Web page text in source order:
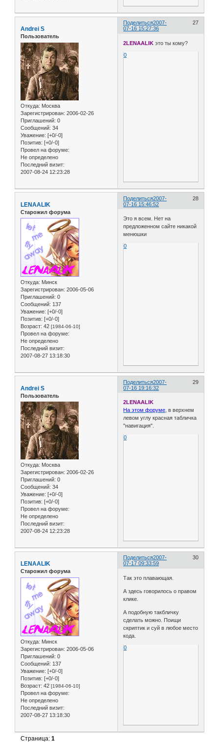
Поделиться 27
2007-
07-16 15:27:36
Andrei S
Пользователь
Откуда: Москва
Зарегистрирован: 2006-02-26
Приглашений: 0
Сообщений: 34
Уважение: [+0/-0]
Позитив: [+0/-0]
Провел на форуме:
Не определено
Последний визит:
2007-08-24 12:23:28
2LENAALIKэто ты кому?
0
Поделиться 28
2007-
07-16 15:46:52
LENAALIK
Старожил форума
Откуда: Минск
Зарегистрирован: 2006-05-06
Приглашений: 0
Сообщений: 137
Уважение: [+0/-0]
Позитив: [+0/-0]
Возраст: 42 [1984-06-10]
Провел на форуме:
Не определено
Последний визит:
2007-08-27 13:18:30
Это я всем. Нет на
предложенном сайте никакой
менюшки
0
Поделиться 29
2007-
07-16 19:16:32
Andrei S
Пользователь
Откуда: Москва
Зарегистрирован: 2006-02-26
Приглашений: 0
Сообщений: 34
Уважение: [+0/-0]
Позитив: [+0/-0]
Провел на форуме:
Не определено
Последний визит:
2007-08-24 12:23:28
2LENAALIK
На этом форуме , в верхнем
левом углу красная табличка
"навигация".
0
Поделиться 30
2007-
07-17 09:33:59
LENAALIK
Старожил форума
Откуда: Минск
Зарегистрирован: 2006-05-06
Приглашений: 0
Сообщений: 137
Уважение: [+0/-0]
Позитив: [+0/-0]
Возраст: 42 [1984-06-10]
Провел на форуме:
Не определено
Последний визит:
2007-08-27 13:18:30
Так это плавающая.
А здесь говорилось о правом
клике.
А подобную такбличку
сделать можно. Поищи
скриптик и суй в любое место
кода.
0
Страница:1